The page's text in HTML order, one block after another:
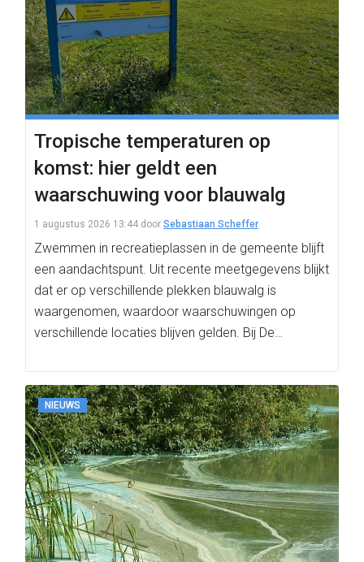
Tropische temperaturen op
komst: hier geldt een
waarschuwing voor blauwalg
1 augustus 2026 13:44 door Sebastiaan Scheffer
Zwemmen in recreatieplassen in de gemeente blijft
een aandachtspunt. Uit recente meetgegevens blijkt
dat er op verschillende plekken blauwalg is
waargenomen, waardoor waarschuwingen op
verschillende locaties blijven gelden. Bij De…
NIEUWS